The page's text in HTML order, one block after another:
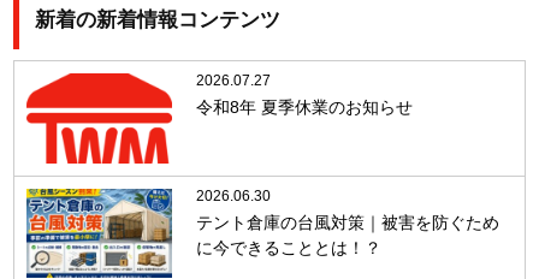
新着の新着情報コンテンツ
2026.07.27
令和8年 夏季休業のお知らせ
2026.06.30
テント倉庫の台風対策｜被害を防ぐため
に今できることとは！？